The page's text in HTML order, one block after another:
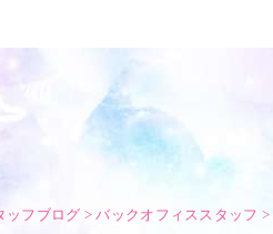
ッフブログ >バックオフィススタッフ >